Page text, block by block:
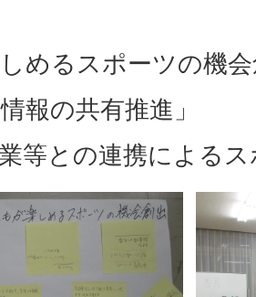
しめるスポーツの機
報の共有推進」
業等との連携による